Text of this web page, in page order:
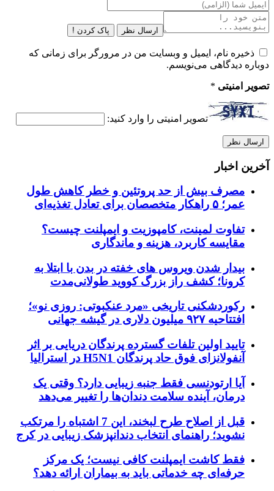
ارسال نظر پاک کردن !
ذخیره نام، ایمیل و وبسایت من در مرورگر برای زمانی که
دوباره دیدگاهی می‌نویسم.
تصویر امنیتی *
تصویر امنیتی را وارد کنید:
آخرین اخبار
مصرف بیش از حد پروتئین و خطر کاهش طول
عمر؛ ۵ راهکار متخصصان برای تعادل تغذیه‌ای
تفاوت لمینت، کامپوزیت و ایمپلنت چیست؟
مقایسه کاربرد، هزینه و ماندگاری
بیدار شدن ویروس‌ های خفته در بدن با ابتلا به
کرونا؛ کشف راز بزرگ کووید طولانی‌مدت
رکوردشکنی تاریخی «مرد عنکبوتی: روزی نو»؛
افتتاحیه ۹۲۷ میلیون دلاری در گیشه جهانی
تایید اولین تلفات گسترده پرندگان دریایی بر اثر
آنفولانزای فوق حاد پرندگان H5N1 در استرالیا
آیا ارتودنسی فقط جنبه زیبایی دارد؟ وقتی یک
درمان، آینده سلامت دندان‌ها را تغییر می‌دهد
قبل از اصلاح طرح لبخند، این 7 اشتباه را مرتکب
نشوید؛ راهنمای انتخاب دندانپزشک زیبایی در کرج
فقط کاشت ایمپلنت کافی نیست؛ یک مرکز
حرفه‌ای چه خدماتی باید به بیماران ارائه دهد؟